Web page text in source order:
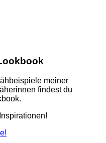
meiner
findest du